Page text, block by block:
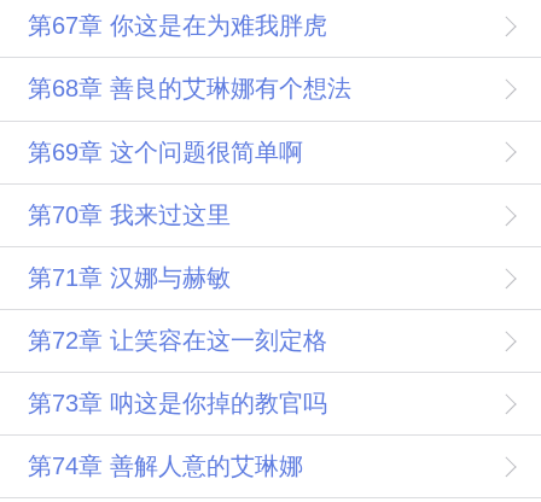
第67章 你这是在为难我胖虎
第68章 善良的艾琳娜有个想法
第69章 这个问题很简单啊
第70章 我来过这里
第71章 汉娜与赫敏
第72章 让笑容在这一刻定格
第73章 呐这是你掉的教官吗
第74章 善解人意的艾琳娜